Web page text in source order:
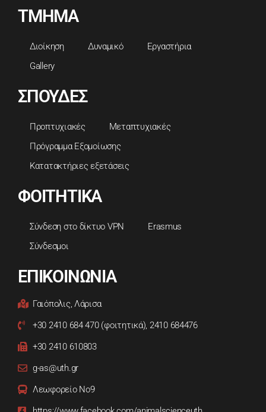
ΤΜΗΜΑ
Διοίκηση Δυναμικό
Εργαστήρια
Gallery
ΣΠΟΥΔΕΣ
Προπτυχιακές
Μεταπτυχιακές
Πρόγραμμα Εξομοίωσης
Κατατακτήριες εξετάσεις
ΦΟΙΤΗΤΙΚΑ
Σύνδεση στο δίκτυο VPN
Erasmus
Σύνδεσμοι
ΕΠΙΚΟΙΝΩΝΙΑ
Γαιόπολις, Λάρισα
+30 2410 684 470 (φοιτητικά), 2410 684476
+30 2410 610803
g-as@uth.gr
Λεωφορείο Νο9